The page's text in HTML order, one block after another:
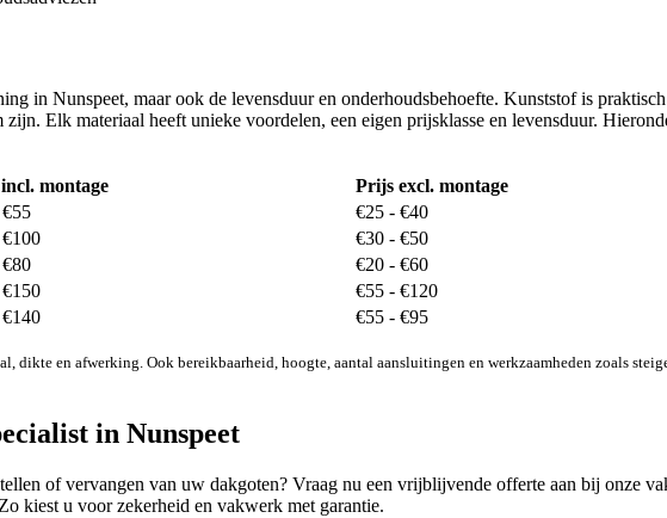
in Nunspeet, maar ook de levensduur en onderhoudsbehoefte. Kunststof is
zijn. Elk materiaal heeft unieke voordelen, een eigen prijsklasse en levensduur.
montage Prijs excl. montage
€25 - €40
€30 - €50
€20 - €60
€55 - €120
€55 - €95
dikte en afwerking. Ook bereikbaarheid, hoogte, aantal aansluitingen en werkzaamheden zoals
in Nunspeet
of vervangen van uw dakgoten? Vraag nu een vrijblijvende offerte aan bij onze
kiest u voor zekerheid en vakwerk met garantie.